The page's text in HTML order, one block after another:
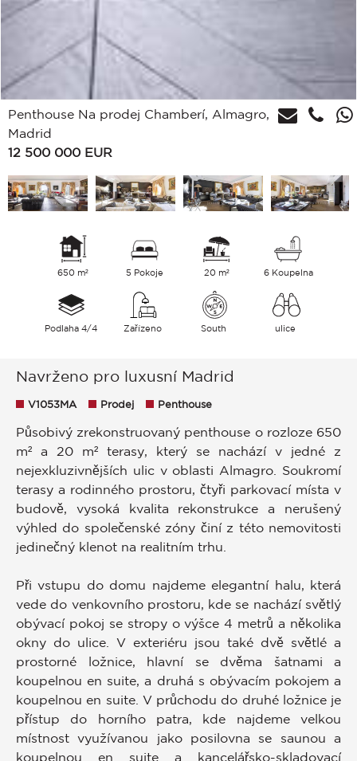
Penthouse Na prodej Chamberí, Almagro,
Madrid
12 500 000 EUR
650 m² 5 Pokoje 20 m² 6 Koupelna
Podlaha 4/4 Zařízeno South ulice
Navrženo pro luxusní Madrid
V1053MA Prodej Penthouse
Působivý zrekonstruovaný penthouse o rozloze 650
m² a 20 m² terasy, který se nachází v jedné z
nejexkluzivnějších ulic v oblasti Almagro. Soukromí
terasy a rodinného prostoru, čtyři parkovací místa v
budově, vysoká kvalita rekonstrukce a nerušený
výhled do společenské zóny činí z této nemovitosti
jedinečný klenot na realitním trhu.
Při vstupu do domu najdeme elegantní halu, která
vede do venkovního prostoru, kde se nachází světlý
obývací pokoj se stropy o výšce 4 metrů a několika
okny do ulice. V exteriéru jsou také dvě světlé a
prostorné ložnice, hlavní se dvěma šatnami a
koupelnou en suite, a druhá s obývacím pokojem a
koupelnou en suite. V průchodu do druhé ložnice je
přístup do horního patra, kde najdeme velkou
místnost využívanou jako posilovna se saunou a
koupelnou en suite a kancelářsko-skladovací